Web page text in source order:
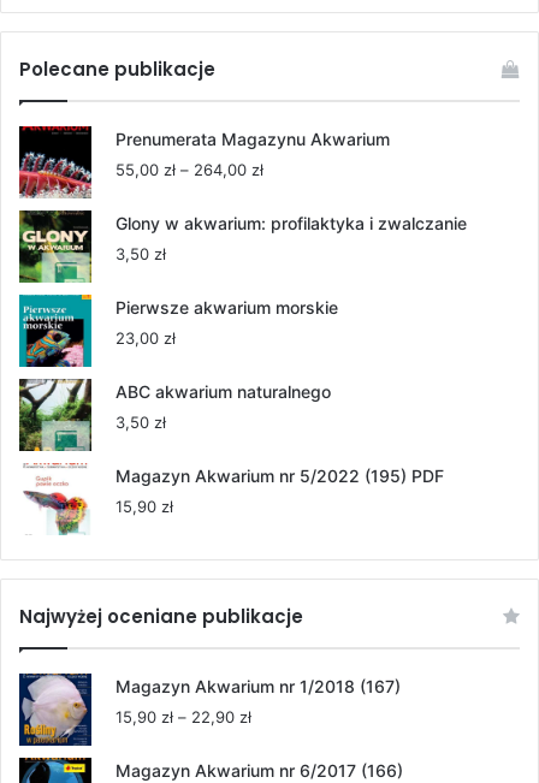
Polecane publikacje
Prenumerata Magazynu Akwarium
55,00 zł – 264,00 złZakres
od
Glony w akwarium: profilaktyka i zwalczanie
3,50 zł
Pierwsze akwarium morskie
23,00 zł
ABC akwarium naturalnego
3,50 zł
Magazyn Akwarium nr 5/2022 (195) PDF
15,90 zł
Najwyżej oceniane publikacje
Magazyn Akwarium nr 1/2018 (167)
15,90 zł – 22,90 złZakres
od
Magazyn Akwarium nr 6/2017 (166)